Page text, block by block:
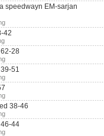
speedwayn EM-sarjan
42
28
51
38-46
44